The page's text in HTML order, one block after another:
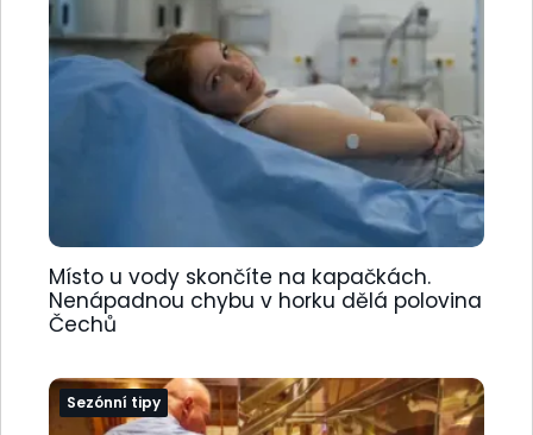
Místo u vody skončíte na kapačkách.
Nenápadnou chybu v horku dělá polovina
Čechů
Sezónní tipy